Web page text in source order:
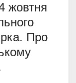
жовтня
Про